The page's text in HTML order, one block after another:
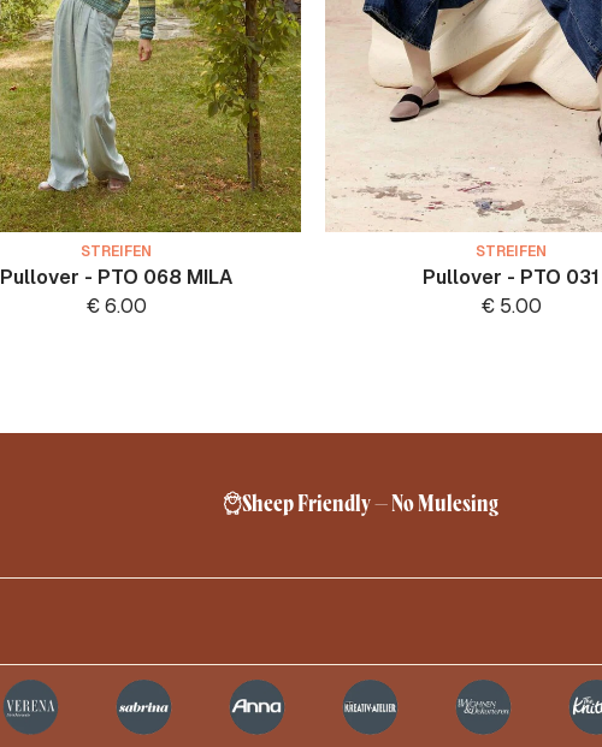
STREIFEN
Pullover - PTO 068 MILA
€6.00
STREIFEN
Pullover - PTO 031
€5.00
Sheep Friendly – No Mulesing